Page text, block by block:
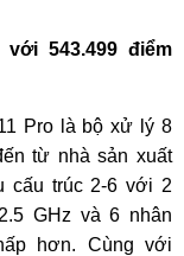
543.499 điểm
Pro là bộ xử lý 8
từ nhà sản xuất
cấu trúc 2-6 với 2
GHz và 6 nhân
hơn. Cùng với